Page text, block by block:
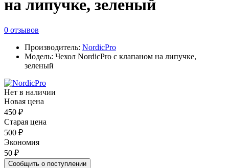
на липучке, зеленый
0 отзывов
Производитель: NordicPro
Модель: Чехол NordicPro с клапаном на липучке,
зеленый
Нет в наличии
Новая цена
450 ₽
Старая цена
500 ₽
Экономия
50 ₽
Сообщить о поступлении